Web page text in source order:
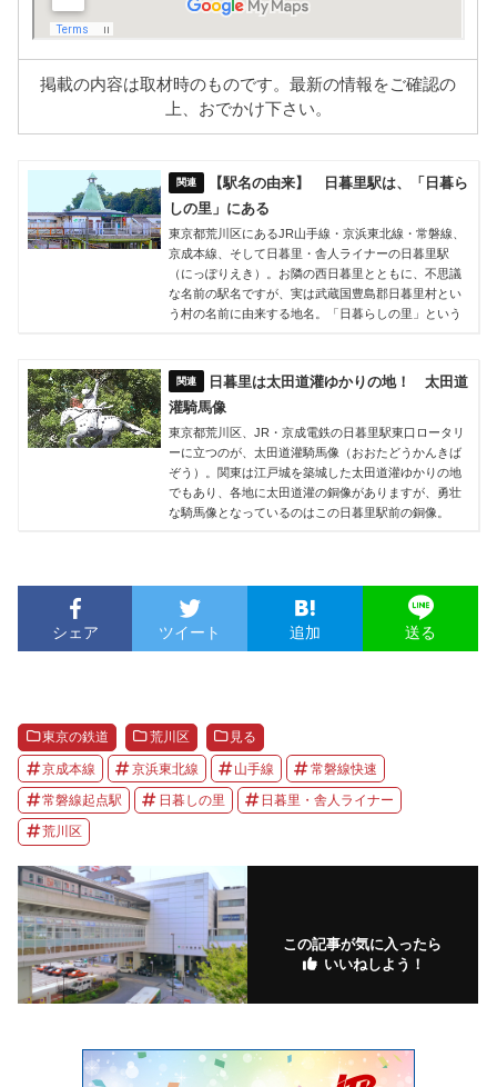
掲載の内容は取材時のものです。最新の情報をご確認の
上、おでかけ下さい。
【駅名の由来】 日暮里駅は、「日暮ら
しの里」にある
東京都荒川区にあるJR山手線・京浜東北線・常磐線、
京成本線、そして日暮里・舎人ライナーの日暮里駅
（にっぽりえき）。お隣の西日暮里とともに、不思議
な名前の駅名ですが、実は武蔵国豊島郡日暮里村とい
う村の名前に由来する地名。「日暮らしの里」という
日暮里は太田道灌ゆかりの地！ 太田道
灌騎馬像
東京都荒川区、JR・京成電鉄の日暮里駅東口ロータリ
ーに立つのが、太田道灌騎馬像（おおたどうかんきば
ぞう）。関東は江戸城を築城した太田道灌ゆかりの地
でもあり、各地に太田道灌の銅像がありますが、勇壮
な騎馬像となっているのはこの日暮里駅前の銅像。
シェア ツイート 追加 送る
東京の鉄道 荒川区 見る
京成本線 京浜東北線 山手線 常磐線快速
常磐線起点駅 日暮しの里 日暮里・舎人ライナー
荒川区
この記事が気に入ったら
いいねしよう！